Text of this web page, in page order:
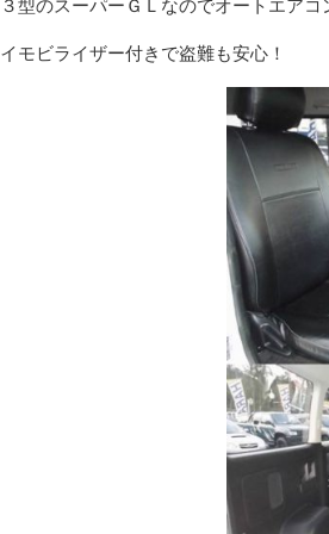
３型のスーパーＧＬなのでオートエア
イモビライザー付きで盗難も安心！